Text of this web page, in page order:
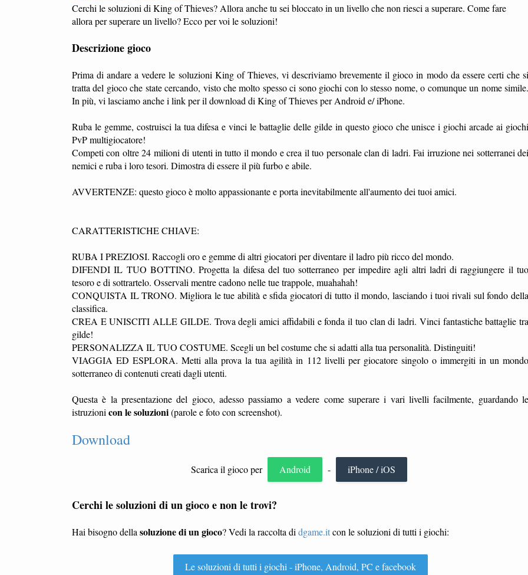
Cerchi le soluzioni di King of Thieves? Allora anche tu sei bloccato in un livello che non riesci a superare. Come fare
allora per superare un livello? Ecco per voi le soluzioni!
Descrizione gioco
Prima di andare a vedere le soluzioni King of Thieves, vi descriviamo brevemente il gioco in modo da essere certi che si
tratta del gioco che state cercando, visto che molto spesso ci sono giochi con lo stesso nome, o comunque un nome simile.
In più, vi lasciamo anche i link per il download di King of Thieves per Android e/ iPhone.
Ruba le gemme, costruisci la tua difesa e vinci le battaglie delle gilde in questo gioco che unisce i giochi arcade ai giochi
PvP multigiocatore!
Competi con oltre 24 milioni di utenti in tutto il mondo e crea il tuo personale clan di ladri. Fai irruzione nei sotterranei dei
nemici e ruba i loro tesori. Dimostra di essere il più furbo e abile.
AVVERTENZE: questo gioco è molto appassionante e porta inevitabilmente all'aumento dei tuoi amici.
CARATTERISTICHE CHIAVE:
RUBA I PREZIOSI. Raccogli oro e gemme di altri giocatori per diventare il ladro più ricco del mondo.
DIFENDI IL TUO BOTTINO. Progetta la difesa del tuo sotterraneo per impedire agli altri ladri di raggiungere il tuo
tesoro e di sottrartelo. Osservali mentre cadono nelle tue trappole, muahahah!
CONQUISTA IL TRONO. Migliora le tue abilità e sfida giocatori di tutto il mondo, lasciando i tuoi rivali sul fondo della
classifica.
CREA E UNISCITI ALLE GILDE. Trova degli amici affidabili e fonda il tuo clan di ladri. Vinci fantastiche battaglie tra
gilde!
PERSONALIZZA IL TUO COSTUME. Scegli un bel costume che si adatti alla tua personalità. Distinguiti!
VIAGGIA ED ESPLORA. Metti alla prova la tua agilità in 112 livelli per giocatore singolo o immergiti in un mondo
sotterraneo di contenuti creati dagli utenti.
Questa è la presentazione del gioco, adesso passiamo a vedere come superare i vari livelli facilmente, guardando le
istruzioni con le soluzioni(parole e foto con screenshot).
Download
Scarica il gioco per Android - iPhone / iOS
Cerchi le soluzioni di un gioco e non le trovi?
Hai bisogno della soluzione di un gioco? Vedi la raccolta di dgame.itcon le soluzioni di tutti i giochi:
Le soluzioni di tutti i giochi - iPhone, Android, PC e facebook